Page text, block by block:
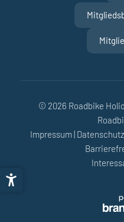
© 2026 Roadbike
Impressum| Datenschutz